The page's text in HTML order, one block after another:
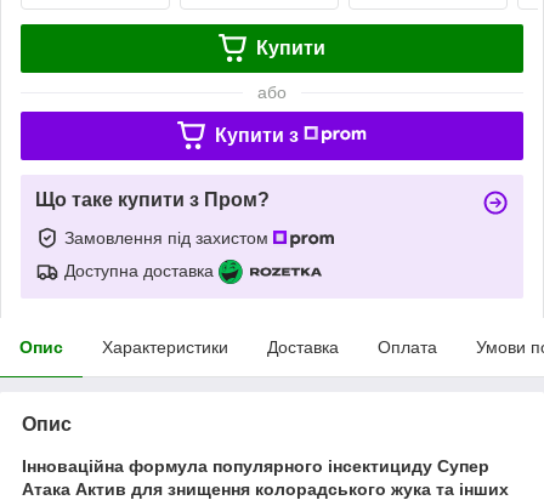
Купити
або
Купити з
Що таке купити з Пром?
Замовлення під захистом
Доступна доставка
Опис Характеристики Доставка Оплата Умови
Опис
Інноваційна формула популярного інсектициду Супер
Атака Актив для знищення колорадського жука та інших